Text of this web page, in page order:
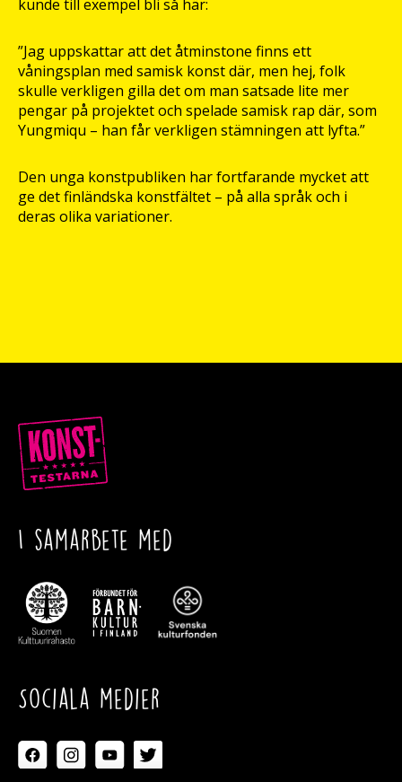
kunde till exempel bli så här:
”Jag uppskattar att det åtminstone finns ett
våningsplan med samisk konst där, men hej, folk
skulle verkligen gilla det om man satsade lite mer
pengar på projektet och spelade samisk rap där, som
Yungmiqu – han får verkligen stämningen att lyfta.”
Den unga konstpubliken har fortfarande mycket att
ge det finländska konstfältet – på alla språk och i
deras olika variationer.
I samarbete med
Sociala medier